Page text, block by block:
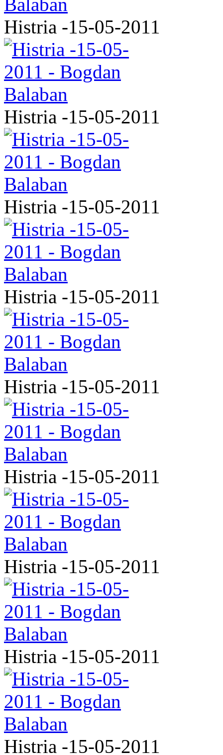
Histria -15-05-2011
Histria -15-05-2011
Histria -15-05-2011
Histria -15-05-2011
Histria -15-05-2011
Histria -15-05-2011
Histria -15-05-2011
Histria -15-05-2011
Histria -15-05-2011